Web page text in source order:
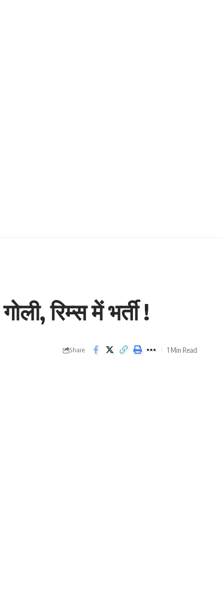
रिम्स में भर्ती !
Share 1 Min Read